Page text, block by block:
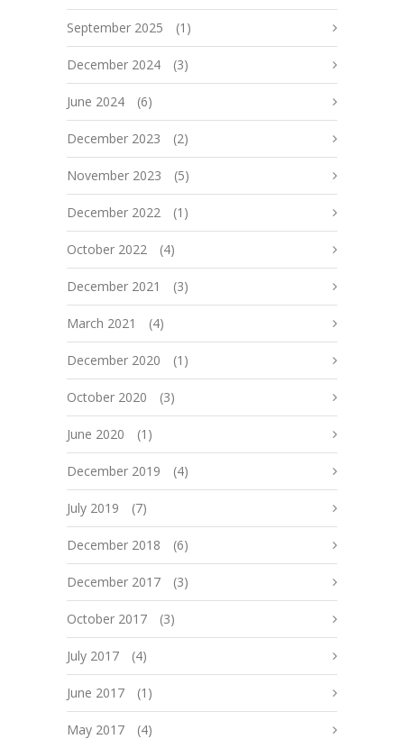
September 2025 (1)
December 2024 (3)
June 2024 (6)
December 2023 (2)
November 2023 (5)
December 2022 (1)
October 2022 (4)
December 2021 (3)
March 2021 (4)
December 2020 (1)
October 2020 (3)
June 2020 (1)
December 2019 (4)
July 2019 (7)
December 2018 (6)
December 2017 (3)
October 2017 (3)
July 2017 (4)
June 2017 (1)
May 2017 (4)